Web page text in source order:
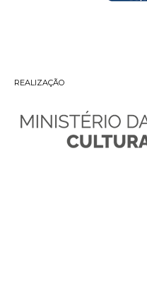
REALIZAÇÃO